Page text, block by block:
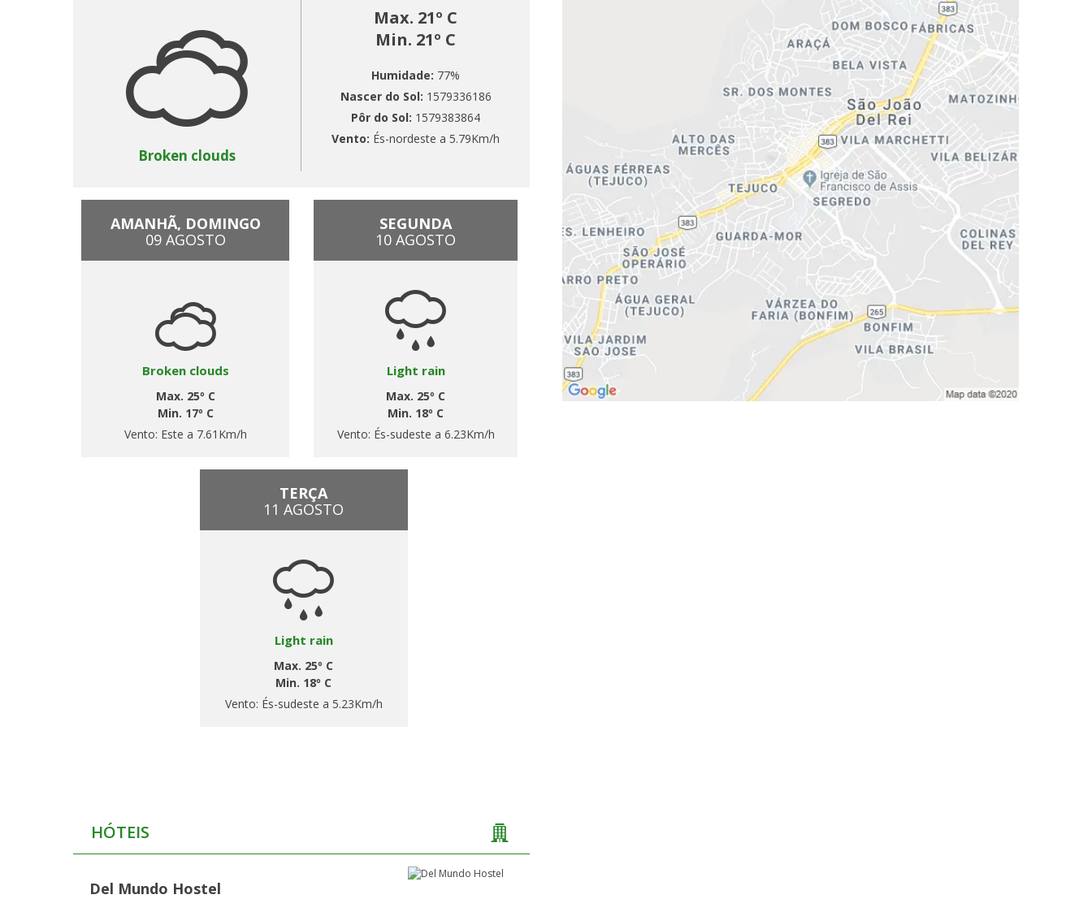
Broken clouds
Max. 21º C
Min. 21º C
Humidade: 77%
Nascer do Sol: 1579336186
Pôr do Sol: 1579383864
Vento: És-nordeste a 5.79Km/h
AMANHÃ, DOMINGO
09 AGOSTO
Broken clouds
Max. 25º C
Min. 17º C
Vento: Este a 7.61Km/h
SEGUNDA
10 AGOSTO
Light rain
Max. 25º C
Min. 18º C
Vento: És-sudeste a 6.23Km/h
TERÇA
11 AGOSTO
Light rain
Max. 25º C
Min. 18º C
Vento: És-sudeste a 5.23Km/h
HÓTEIS
Del Mundo Hostel